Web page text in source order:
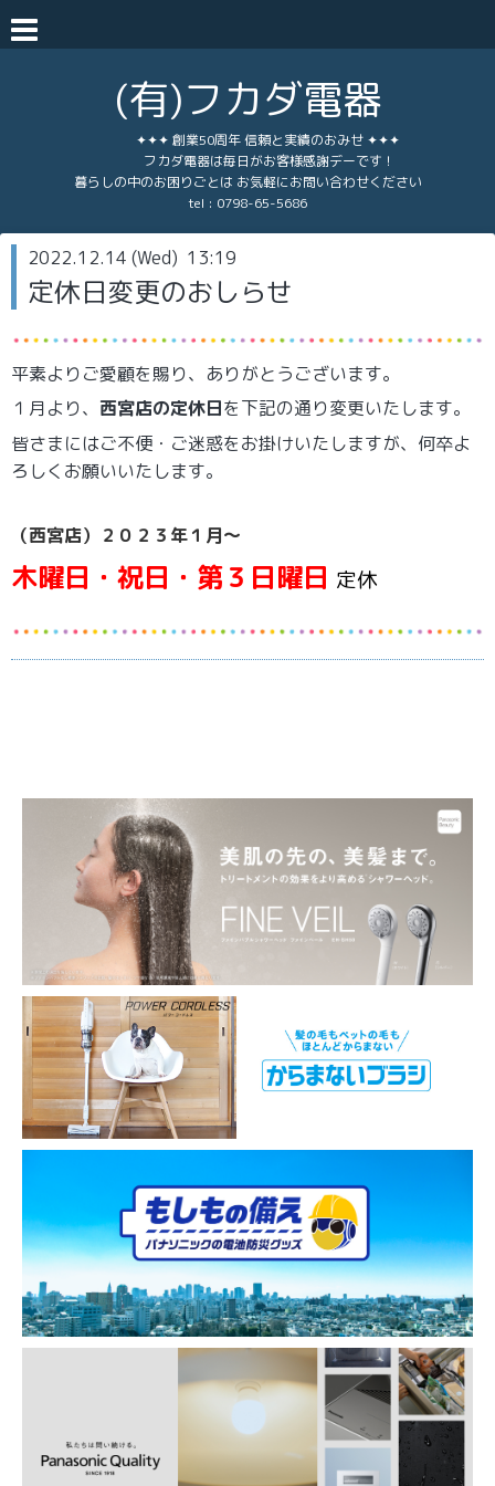
(有)フカダ電器
✦✦✦ 創業50周年 信頼と実績のおみせ ✦✦✦
フカダ電器は毎日がお客様感謝デーです！
暮らしの中のお困りごとは お気軽にお問い合わせください
tel : 0798-65-5686
2022.12.14 (Wed) 13:19
定休日変更のおしらせ
平素よりご愛顧を賜り、ありがとうございます。
１月より、 西宮店の定休日を下記の通り変更いたします。
皆さまにはご不便・ご迷惑をお掛けいたしますが、何卒よ
ろしくお願いいたします。
（西宮店）２０２３年１月～
木曜日・祝日・第３日曜日 定休